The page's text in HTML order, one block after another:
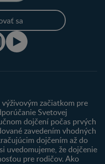
sa
členstva
účet
začiatkom pre
Svetovej
dojčení počas prvých
zavedením vhodných
dojčením až do
uvedomujeme, že dojčenie
pre rodičov. Ako